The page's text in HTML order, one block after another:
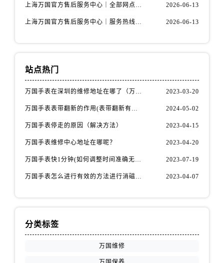
上海万国官方售后服务中心｜全部网点地址电话权威信息公示（2026年6月最新） 2026-06-13
上海万国官方售后服务中心｜服务热线及办公地址权威信息公示（2026年6月最新） 2026-06-13
站点热门
万国手表在深圳的维修地址在哪了（万国手表如何更换表带） 2023-03-20
万国手表表带翻新的作用(表带翻新有什么用) 2024-05-02
万国手表停走的原因（解决方法） 2023-04-15
万国手表维修中心地址在哪呢？ 2023-04-20
万国手表快1分钟(如何调整时间准确无误) 2023-07-19
万国手表怎么进行有效的方法进行消磁呢(机械手表消磁) 2023-04-07
分类标签
万国维修